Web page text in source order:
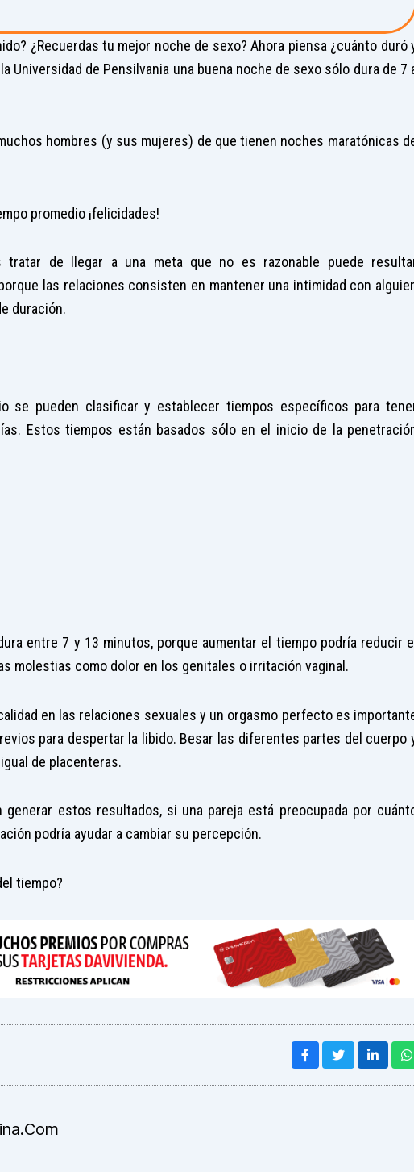
¿Recuerdas tu mejor noche de sexo? Ahora piensa ¿cuánto duró
Universidad de Pensilvania una buena noche de sexo sólo dura de 7
hombres (y sus mujeres) de que tienen noches maratónicas
promedio ¡felicidades!
tratar de llegar a una meta que no es razonable puede
las relaciones consisten en mantener una intimidad con
duración.
se pueden clasificar y establecer tiempos específicos para
Estos tiempos están basados sólo en el inicio de la
entre 7 y 13 minutos, porque aumentar el tiempo podría reducir
molestias como dolor en los genitales o irritación vaginal.
en las relaciones sexuales y un orgasmo perfecto es
para despertar la libido. Besar las diferentes partes del cuerpo
de placenteras.
generar estos resultados, si una pareja está preocupada por
podría ayudar a cambiar su percepción.
tiempo?